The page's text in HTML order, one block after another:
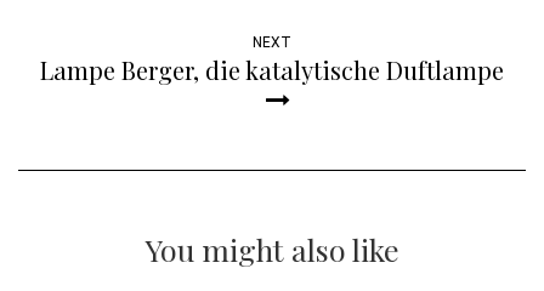
NEXT
Lampe Berger, die katalytische Duftlampe
You might also like